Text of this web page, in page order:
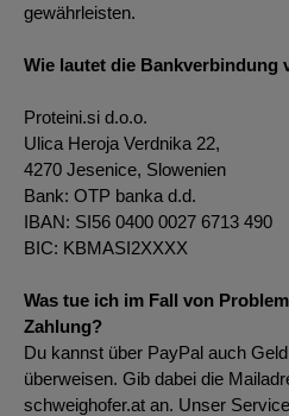
gewährleisten.
Wie lautet die Bankverbindung
Proteini.si d.o.o.
Ulica Heroja Verdnika 22,
4270 Jesenice, Slowenien
Bank: OTP banka d.d.
IBAN: SI56 0400 0027 6713 490
BIC: KBMASI2XXXX
Was tue ich im Fall von
Zahlung?
Du kannst über PayPal auch
überweisen. Gib dabei die
schweighofer.at an. Unser